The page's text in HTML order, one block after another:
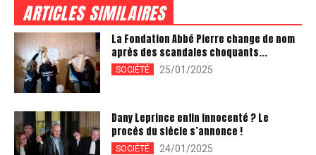
ARTICLES SIMILAIRES
La Fondation Abbé Pierre change de nom
après des scandales choquants...
SOCIÉTÉ 25/01/2025
Dany Leprince enfin innocenté ? Le
procès du siècle s’annonce !
SOCIÉTÉ 24/01/2025